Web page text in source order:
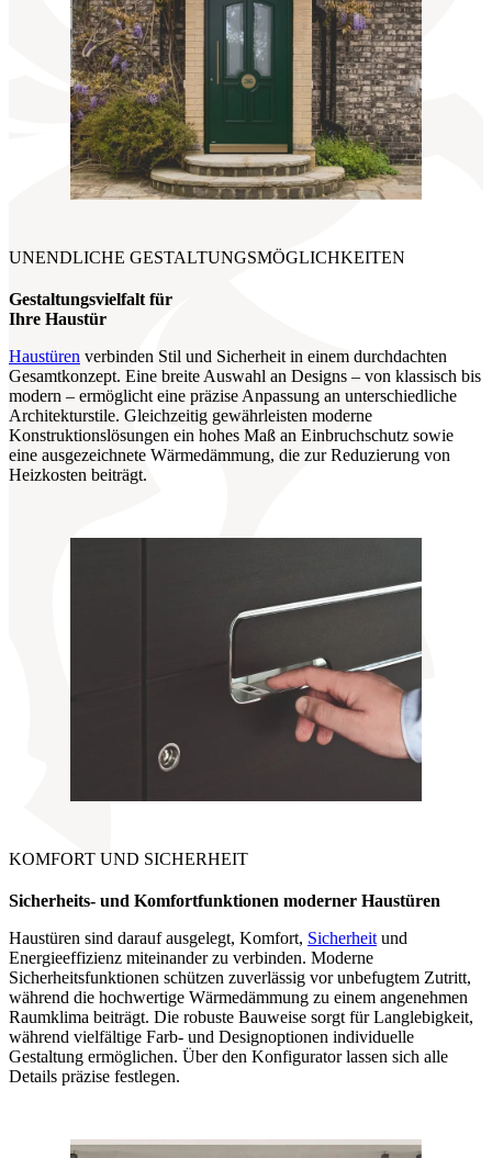
UNENDLICHE GESTALTUNGSMÖGLICHKEITEN
Gestaltungsvielfalt für
Ihre Haustür
Haustüren verbinden Stil und Sicherheit in einem durchdachten
Gesamtkonzept. Eine breite Auswahl an Designs – von klassisch bis
modern – ermöglicht eine präzise Anpassung an unterschiedliche
Architekturstile. Gleichzeitig gewährleisten moderne
Konstruktionslösungen ein hohes Maß an Einbruchschutz sowie
eine ausgezeichnete Wärmedämmung, die zur Reduzierung von
Heizkosten beiträgt.
KOMFORT UND SICHERHEIT
Sicherheits- und Komfortfunktionen moderner Haustüren
Haustüren sind darauf ausgelegt, Komfort, Sicherheit und
Energieeffizienz miteinander zu verbinden. Moderne
Sicherheitsfunktionen schützen zuverlässig vor unbefugtem Zutritt,
während die hochwertige Wärmedämmung zu einem angenehmen
Raumklima beiträgt. Die robuste Bauweise sorgt für Langlebigkeit,
während vielfältige Farb- und Designoptionen individuelle
Gestaltung ermöglichen. Über den Konfigurator lassen sich alle
Details präzise festlegen.